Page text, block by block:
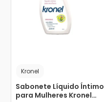
Kronel
Sabonete Líquido Íntimo
para Mulheres Kronel